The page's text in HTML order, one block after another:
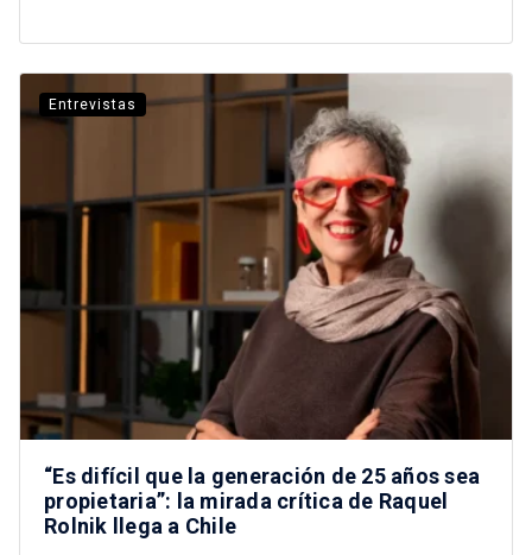
Entrevistas
“Es difícil que la generación de 25 años sea
propietaria”: la mirada crítica de Raquel
Rolnik llega a Chile